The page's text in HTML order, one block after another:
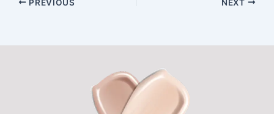
PREVIOUS NEXT